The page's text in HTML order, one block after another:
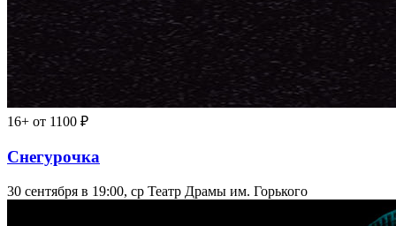
16+ от 1100 ₽
Снегурочка
30 сентября в 19:00, ср Театр Драмы им. Горького